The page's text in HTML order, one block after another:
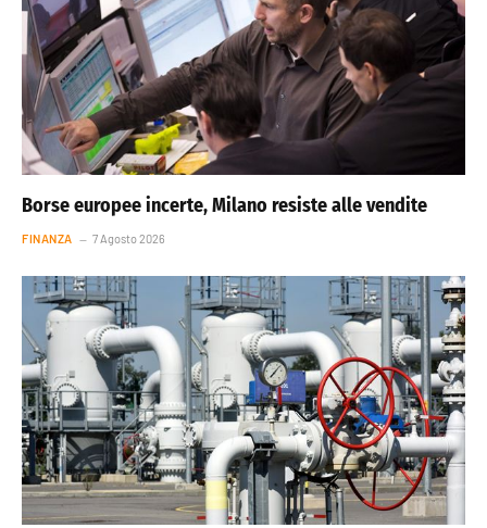
Borse europee incerte, Milano resiste alle vendite
FINANZA 7 Agosto 2026